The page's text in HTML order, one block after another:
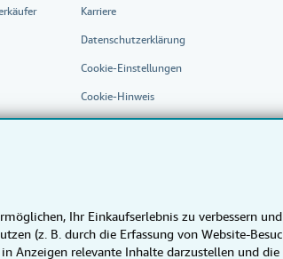
Ihr Einkaufserlebnis zu verbessern
(z. B. durch die Erfassung von Website-
Anzeigen relevante Inhalte darzustellen und
Karriere
Datenschutzerklärung
Cookie-Einstellungen
Cookie-Hinweis